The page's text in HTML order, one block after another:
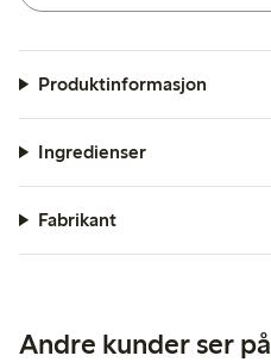
Produktinformasjon
Ingredienser
Fabrikant
Andre kunder ser på